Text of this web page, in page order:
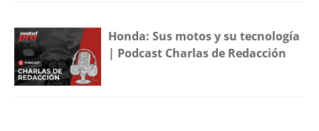
Honda: Sus motos y su tecnología
| Podcast Charlas de Redacción